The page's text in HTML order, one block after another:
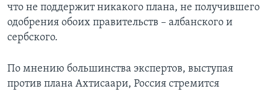
что не поддержит никакого плана, не получившего
одобрения обоих правительств – албанского и
сербского.
По мнению большинства экспертов, выступая
против плана Ахтисаари, Россия стремится